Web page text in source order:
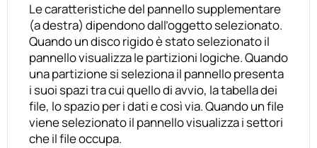
Le caratteristiche del pannello supplementare
(a destra) dipendono dall’oggetto selezionato.
Quando un disco rigido è stato selezionato il
pannello visualizza le partizioni logiche. Quando
una partizione si seleziona il pannello presenta
i suoi spazi tra cui quello di avvio, la tabella dei
file, lo spazio per i dati e così via. Quando un file
viene selezionato il pannello visualizza i settori
che il file occupa.